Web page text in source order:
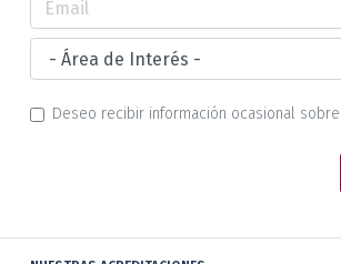
Deseo recibir información ocasional